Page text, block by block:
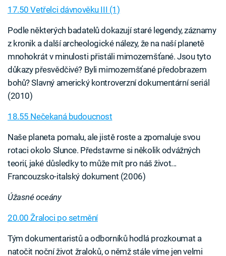
17.50 Vetřelci dávnověku III (1)
Podle některých badatelů dokazují staré legendy, záznamy
z kronik a další archeologické nálezy, že na naší planetě
mnohokrát v minulosti přistáli mimozemšťané. Jsou tyto
důkazy přesvědčivé? Byli mimozemšťané předobrazem
bohů? Slavný americký kontroverzní dokumentární seriál
(2010)
18.55 Nečekaná budoucnost
Naše planeta pomalu, ale jistě roste a zpomaluje svou
rotaci okolo Slunce. Představme si několik odvážných
teorií, jaké důsledky to může mít pro náš život...
Francouzsko-italský dokument (2006)
Úžasné oceány
20.00 Žraloci po setmění
Tým dokumentaristů a odborníků hodlá prozkoumat a
natočit noční život žraloků, o němž stále víme jen velmi